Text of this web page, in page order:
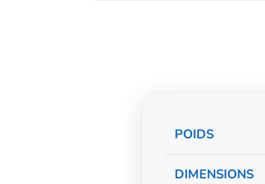
Informations
POIDS
DIMENSIONS